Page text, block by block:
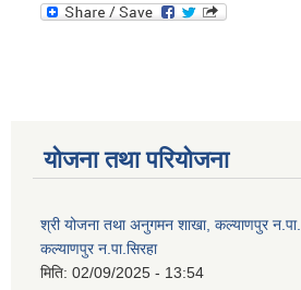
योजना तथा परियोजना
श्री योजना तथा अनुगमन शाखा, कल्याणपुर न.पा.
कल्याणपुर न.पा.सिरहा
मिति: 02/09/2025 - 13:54